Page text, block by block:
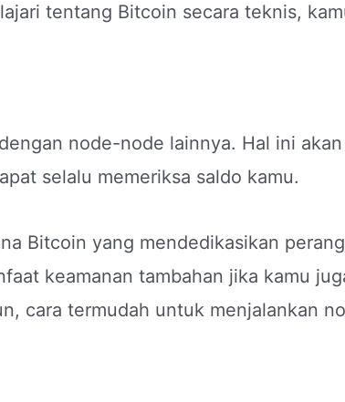
tentang Bitcoin secara teknis,
node-node lainnya. Hal ini
selalu memeriksa saldo kamu.
Bitcoin yang mendedikasikan
keamanan tambahan jika kamu
cara termudah untuk menjalankan